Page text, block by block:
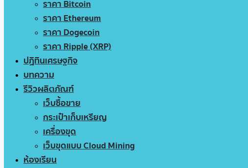
ราคา Bitcoin
ราคา Ethereum
ราคา Dogecoin
ราคา Ripple (XRP)
ปฏิทินเศรษฐกิจ
บทความ
รีวิวผลิตภัณฑ์
เว็บซื้อขาย
กระเป๋าเก็บเหรียญ
เครื่องขุด
เว็บขุดแบบ Cloud Mining
ห้องเรียน